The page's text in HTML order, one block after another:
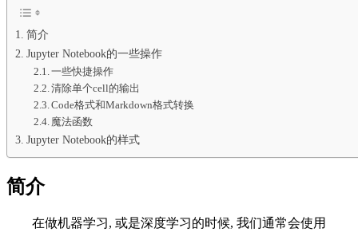
简介
Jupyter Notebook的一些操作
一些快捷操作
清除单个cell的输出
Code格式和Markdown格式转换
魔法函数
Jupyter Notebook的样式
简介
在做机器学习, 或是深度学习的时候, 我们通常会使用